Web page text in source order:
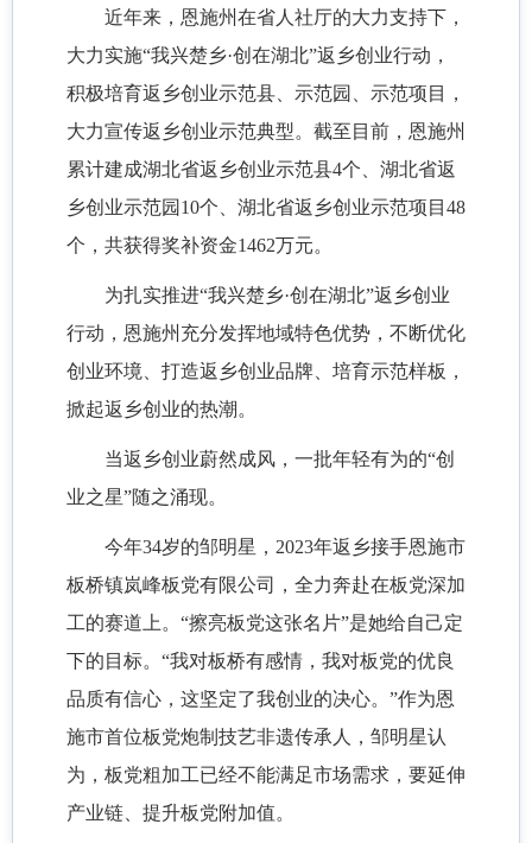
近年来，恩施州在省人社厅的大力支持下，
大力实施“我兴楚乡·创在湖北”返乡创业行动，
积极培育返乡创业示范县、示范园、示范项目，
大力宣传返乡创业示范典型。截至目前， 恩施州
累计建成湖北省返乡创业示范县4个、湖北省返
乡创业示范园10个、湖北省返乡创业示范项目48
个，共获得奖补资金1462万元。
为扎实推进“我兴楚乡·创在湖北”返乡创业
行动，恩施州充分发挥地域特色优势，不断优化
创业环境、打造返乡创业品牌、培育示范样板，
掀起返乡创业的热潮。
当返乡创业蔚然成风，一批年轻有为的“创
业之星”随之涌现。
今年34岁的邹明星，2023年返乡接手恩施市
板桥镇岚峰板党有限公司，全力奔赴在板党深加
工的赛道上。“擦亮板党这张名片”是她给自己定
下的目标。“我对板桥有感情，我对板党的优良
品质有信心，这坚定了我创业的决心。”作为恩
施市首位板党炮制技艺非遗传承人，邹明星认
为，板党粗加工已经不能满足市场需求，要延伸
产业链、提升板党附加值。